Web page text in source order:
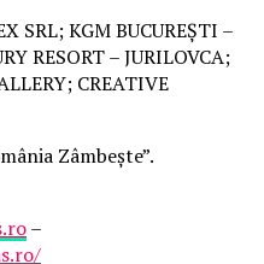
SRL; KGM BUCUREȘTI –
RESORT – JURILOVCA;
CREATIVE
Zâmbește”.
–